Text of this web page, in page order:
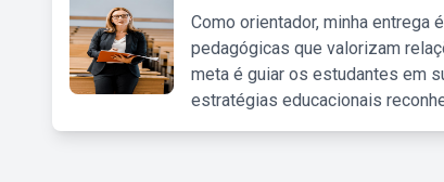
Como orientador, minha
pedagógicas que valorizam
meta é guiar os estudantes em
estratégias educacionais